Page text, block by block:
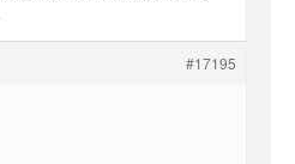
#17195